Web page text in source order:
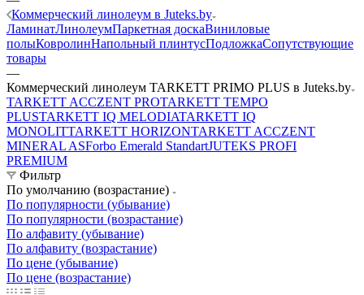
Коммерческий линолеум в Juteks.by
ЛаминатЛинолеумПаркетная доскаВиниловые
полыКовролинНапольный плинтусПодложкаСопутствующие
товары
—
Коммерческий линолеум TARKETT PRIMO PLUS в Juteks.by
TARKETT ACCZENT PROTARKETT TEMPO
PLUSTARKETT IQ MELODIATARKETT IQ
MONOLITTARKETT HORIZONTARKETT ACCZENT
MINERAL ASForbo Emerald StandartJUTEKS PROFI
PREMIUM
Фильтр
По умолчанию (возрастание)
По популярности (убывание)
По популярности (возрастание)
По алфавиту (убывание)
По алфавиту (возрастание)
По цене (убывание)
По цене (возрастание)